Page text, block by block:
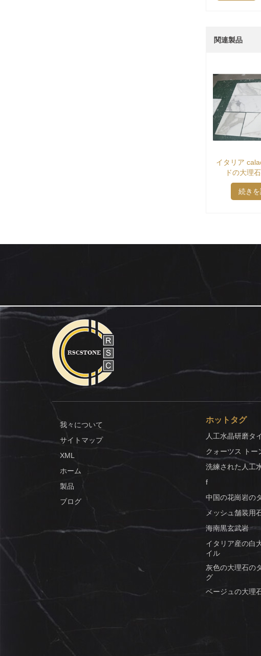
関連製品
天然水晶の純
石の
続きを
我々について
サイトマップ
XML
ホーム
製品
ブログ
ホットタグ
人工水晶研磨タ
クォーツス トー
洗練された人工
f
中国の花崗岩の
メッシュ舗装用
海南黒玄武岩
イタリア産の白
イル
灰色の大理石の
グ
ベージュの大理